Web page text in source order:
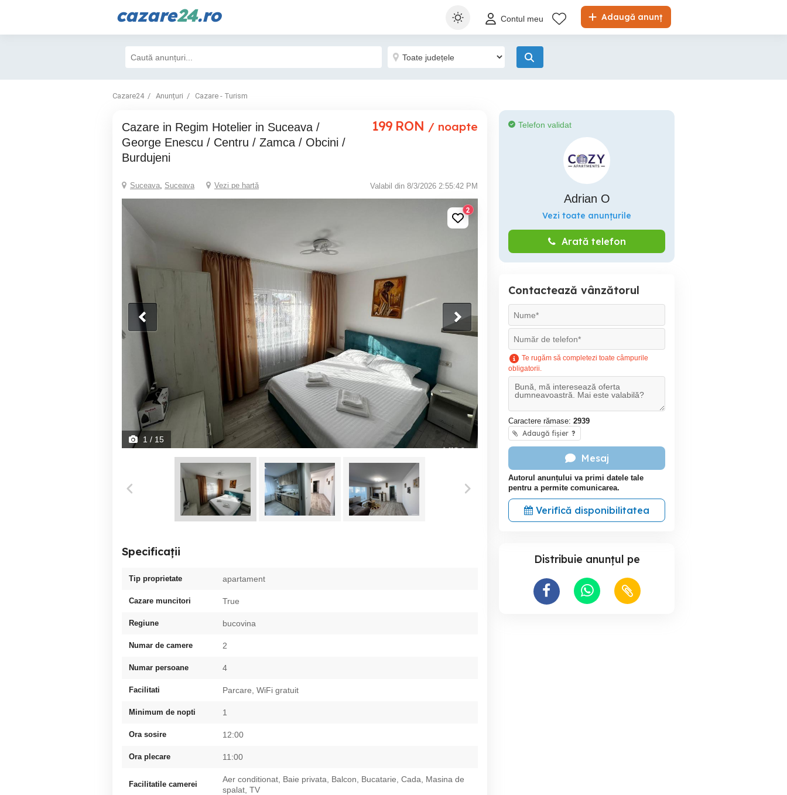
cazare24.ro Adaugă anunț
Contul meu
Cazare24 Anunțuri Cazare - Turism
Cazare in Regim Hotelier in Suceava /
George Enescu / Centru / Zamca / Obcini /
Burdujeni
199 RON / noapte
Suceava, Suceava Vezi pe hartă Valabil din 8/3/2026 2:55:42 PM
2
1 / 15
Specificații
Tip proprietate apartament
Cazare muncitori True
Regiune bucovina
Numar de camere 2
Numar persoane 4
Facilitati Parcare, WiFi gratuit
Minimum de nopti 1
Ora sosire 12:00
Ora plecare 11:00
Facilitatile camerei
Aer conditionat, Baie privata, Balcon, Bucatarie, Cada, Masina de
spalat, TV
Telefon validat
Adrian O
Vezi toate anunțurile
Arată telefon
Contactează vânzătorul
Te rugăm să completezi toate câmpurile
obligatorii.
Caractere rămase: 2939
Adaugă fișier ?
Mesaj
Autorul anunțului va primi datele tale
pentru a permite comunicarea.
Verifică disponibilitatea
Distribuie anunțul pe